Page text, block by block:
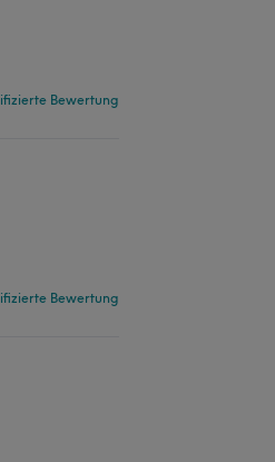
Bewertung
Bewertung